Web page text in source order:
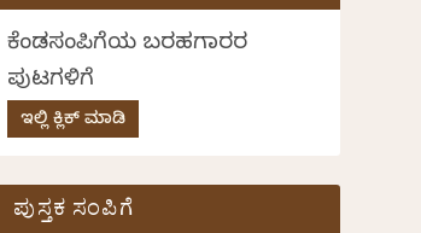
ಕೆಂಡಸಂಪಿಗೆಯ ಬರಹಗಾರರ
ಪುಟಗಳಿಗೆ
ಇಲ್ಲಿ ಕ್ಲಿಕ್ ಮಾಡಿ
ಪುಸ್ತಕ ಸಂಪಿಗೆ